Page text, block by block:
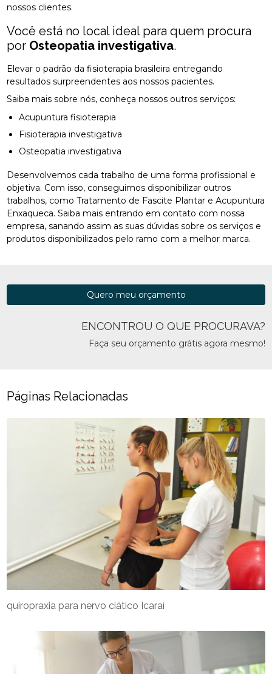
nossos clientes.
Você está no local ideal para quem procura
por Osteopatia investigativa.
Elevar o padrão da fisioterapia brasileira entregando
resultados surpreendentes aos nossos pacientes.
Saiba mais sobre nós, conheça nossos outros serviços:
Acupuntura fisioterapia
Fisioterapia investigativa
Osteopatia investigativa
Desenvolvemos cada trabalho de uma forma profissional e
objetiva. Com isso, conseguimos disponibilizar outros
trabalhos, como Tratamento de Fascite Plantar e Acupuntura
Enxaqueca. Saiba mais entrando em contato com nossa
empresa, sanando assim as suas dúvidas sobre os serviços e
produtos disponibilizados pelo ramo com a melhor marca.
ENCONTROU O QUE PROCURAVA?
Faça seu orçamento grátis agora mesmo!
Quero meu orçamento
Páginas Relacionadas
quiropraxia para nervo ciático Icaraí